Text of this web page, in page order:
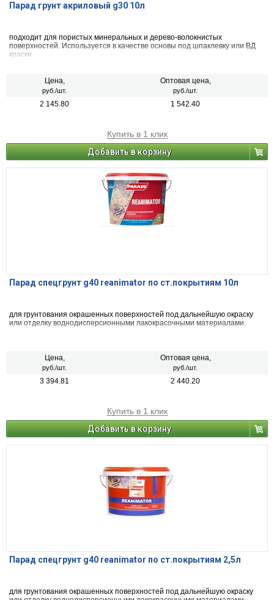
Парад грунт акриловый g30 10л
подходит для пористых минеральных и дерево-волокнистых
поверхностей. Используется в качестве основы под шпаклевку или ВД
краски.
Цена,
руб./шт.
Оптовая цена,
руб./шт.
2 145.80 1 542.40
Купить в 1 клик
Добавить в корзину
Парад спецгрунт g40 reanimator по ст.покрытиям 10л
для грунтования окрашенных поверхностей под дальнейшую окраску
или отделку воднодисперсионными лакокрасочными материалами.
Цена,
руб./шт.
Оптовая цена,
руб./шт.
3 394.81 2 440.20
Купить в 1 клик
Добавить в корзину
Парад спецгрунт g40 reanimator по ст.покрытиям 2,5л
для грунтования окрашенных поверхностей под дальнейшую окраску